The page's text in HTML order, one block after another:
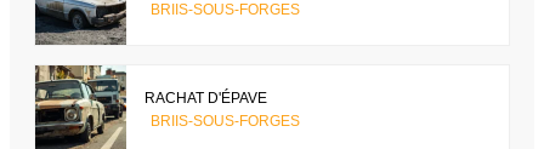
BRIIS-SOUS-FORGES
RACHAT D'ÉPAVE
BRIIS-SOUS-FORGES